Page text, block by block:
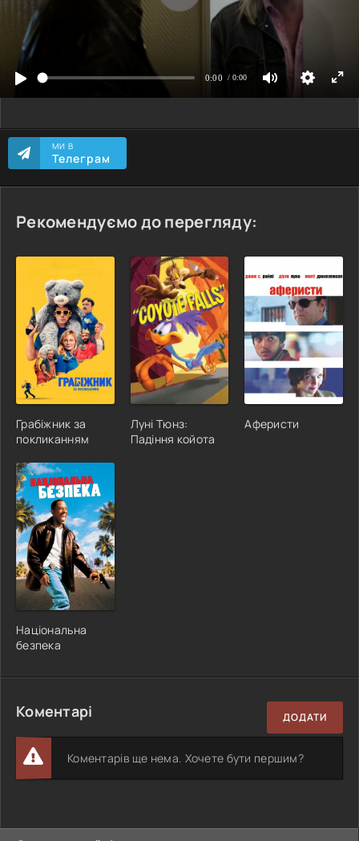
МИ В
Телеграм
Рекомендуємо до перегляду:
Грабіжник за
покликанням
Луні Тюнз:
Падіння койота
Аферисти
Національна
безпека
Коментарі ДОДАТИ
Коментарів ще нема. Хочете бути першим?